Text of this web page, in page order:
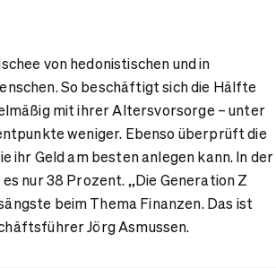
von hedonistischen und in
So beschäftigt sich die Hälfte
mit ihrer Altersvorsorge – unter
weniger. Ebenso überprüft die
ihr Geld am besten anlegen kann. In der
nur 38 Prozent. „Die Generation Z
beim Thema Finanzen. Das ist
Jörg Asmussen.